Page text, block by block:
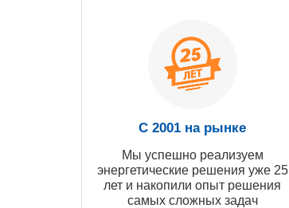
С 2001 на рынке
Мы успешно реализуем
энергетические решения уже 25
лет и накопили опыт решения
самых сложных задач